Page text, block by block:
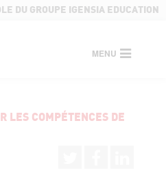
DU GROUPE IGENSIA EDUCATION
MENU
LES COMPÉTENCES DE